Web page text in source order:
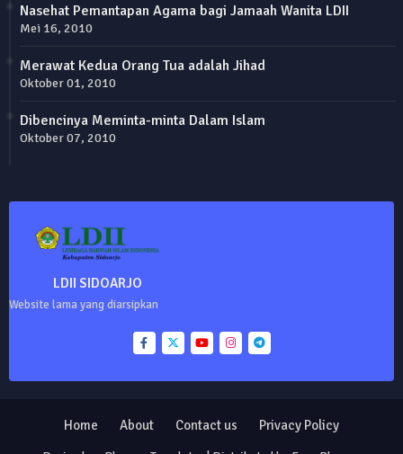
Nasehat Pemantapan Agama bagi Jamaah Wanita LDII
Mei 16, 2010
Merawat Kedua Orang Tua adalah Jihad
Oktober 01, 2010
Dibencinya Meminta-minta Dalam Islam
Oktober 07, 2010
LDII SIDOARJO
Website lama yang diarsipkan
Home About Contact us Privacy Policy